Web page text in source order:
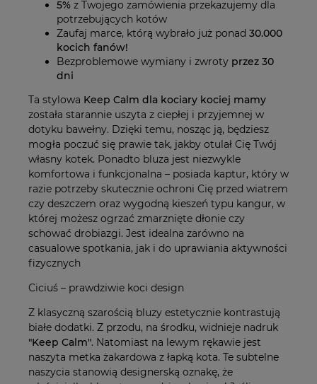
5% z Twojego zamówienia przekazujemy dla
potrzebujących kotów
Zaufaj marce, którą wybrało już ponad 30.000
kocich fanów!
Bezproblemowe wymiany i zwroty przez 30
dni
Ta stylowa Keep Calm dla kociary kociej mamy
została starannie uszyta z ciepłej i przyjemnej w
dotyku bawełny. Dzięki temu, nosząc ją, będziesz
mogła poczuć się prawie tak, jakby otulał Cię Twój
własny kotek. Ponadto bluza jest niezwykle
komfortowa i funkcjonalna – posiada kaptur, który w
razie potrzeby skutecznie ochroni Cię przed wiatrem
czy deszczem oraz wygodną kieszeń typu kangur, w
której możesz ogrzać zmarznięte dłonie czy
schować drobiazgi. Jest idealna zarówno na
casualowe spotkania, jak i do uprawiania aktywności
fizycznych
Ciciuś – prawdziwie koci design
Z klasyczną szarością bluzy estetycznie kontrastują
białe dodatki. Z przodu, na środku, widnieje nadruk
"Keep Calm". Natomiast na lewym rękawie jest
naszyta metka żakardowa z łapką kota. Te subtelne
naszycia stanowią designerską oznakę, że